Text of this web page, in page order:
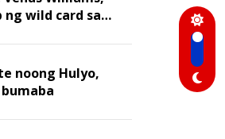
wild card sa
noong Hulyo,